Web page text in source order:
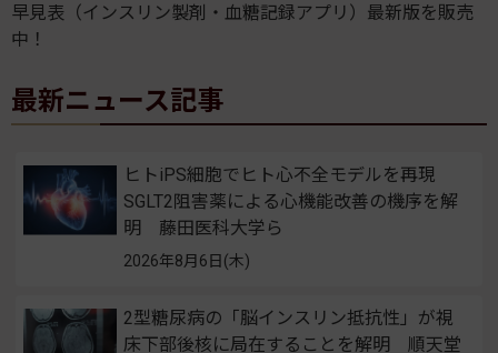
早見表（インスリン製剤・血糖記録アプリ）最新版を販売
中！
最新ニュース記事
ヒトiPS細胞でヒト心不全モデルを再現
SGLT2阻害薬による心機能改善の機序を解
明 藤田医科大学ら
2026年8月6日(木)
2型糖尿病の「脳インスリン抵抗性」が視
床下部後核に局在することを解明 順天堂